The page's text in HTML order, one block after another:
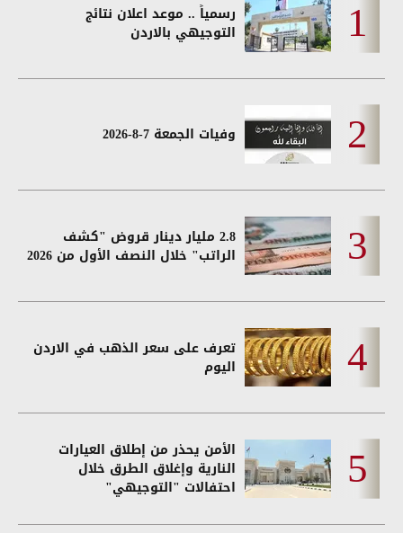
رسمياً .. موعد اعلان نتائج
التوجيهي بالاردن
وفيات الجمعة 7-8-2026
2.8 مليار دينار قروض "كشف
الراتب" خلال النصف الأول من 2026
تعرف على سعر الذهب في الاردن
اليوم
الأمن يحذر من إطلاق العيارات
النارية وإغلاق الطرق خلال
احتفالات "التوجيهي"